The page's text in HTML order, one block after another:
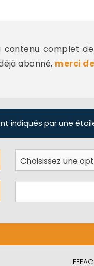
complet
abonné, merci
indiqués par une